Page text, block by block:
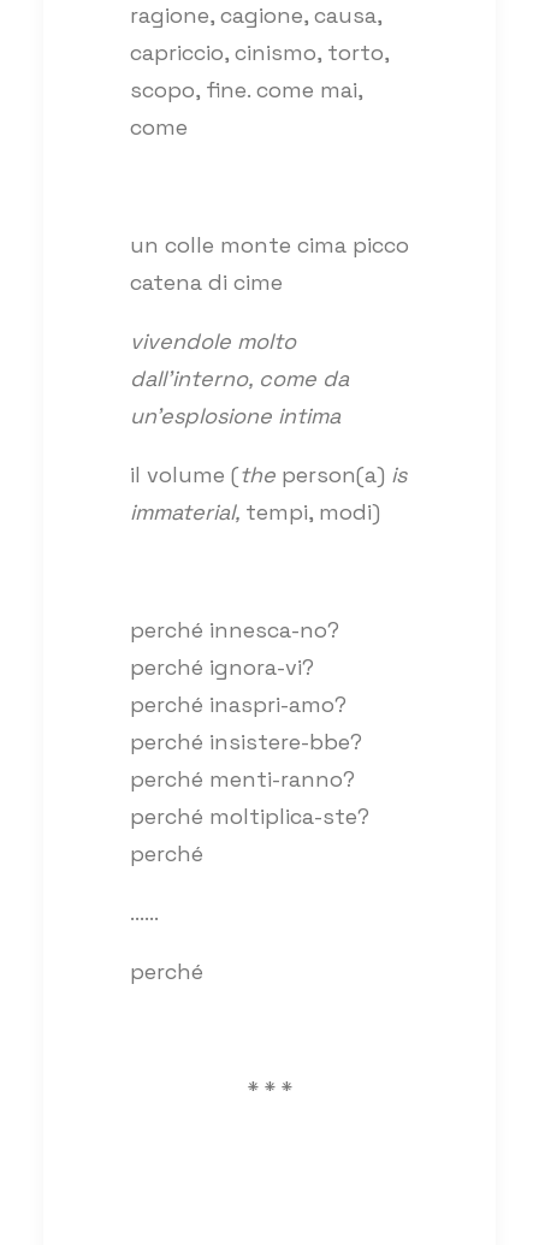
ragione, cagione, causa,
capriccio, cinismo, torto,
scopo, fine. come mai,
come
un colle monte cima picco
catena di cime
vivendole molto
dall’interno, come da
un’esplosione intima
il volume (the person(a) is
immaterial, tempi, modi)
perché innesca-no?
perché ignora-vi?
perché inaspri-amo?
perché insistere-bbe?
perché menti-ranno?
perché moltiplica-ste?
perché
……
perché
* * *